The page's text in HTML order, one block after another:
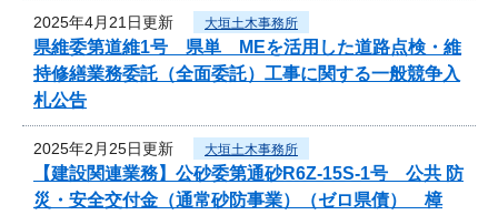
2025年4月21日更新 大垣土木事務所
県維委第道維1号 県単 MEを活用した道路点検・維
持修繕業務委託（全面委託）工事に関する一般競争入
札公告
2025年2月25日更新 大垣土木事務所
【建設関連業務】公砂委第通砂R6Z-15S-1号 公共 防
災・安全交付金（通常砂防事業）（ゼロ県債） 樟